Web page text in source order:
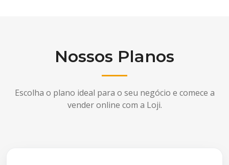
Nossos Planos
Escolha o plano ideal para o seu negócio e comece a
vender online com a Loji.